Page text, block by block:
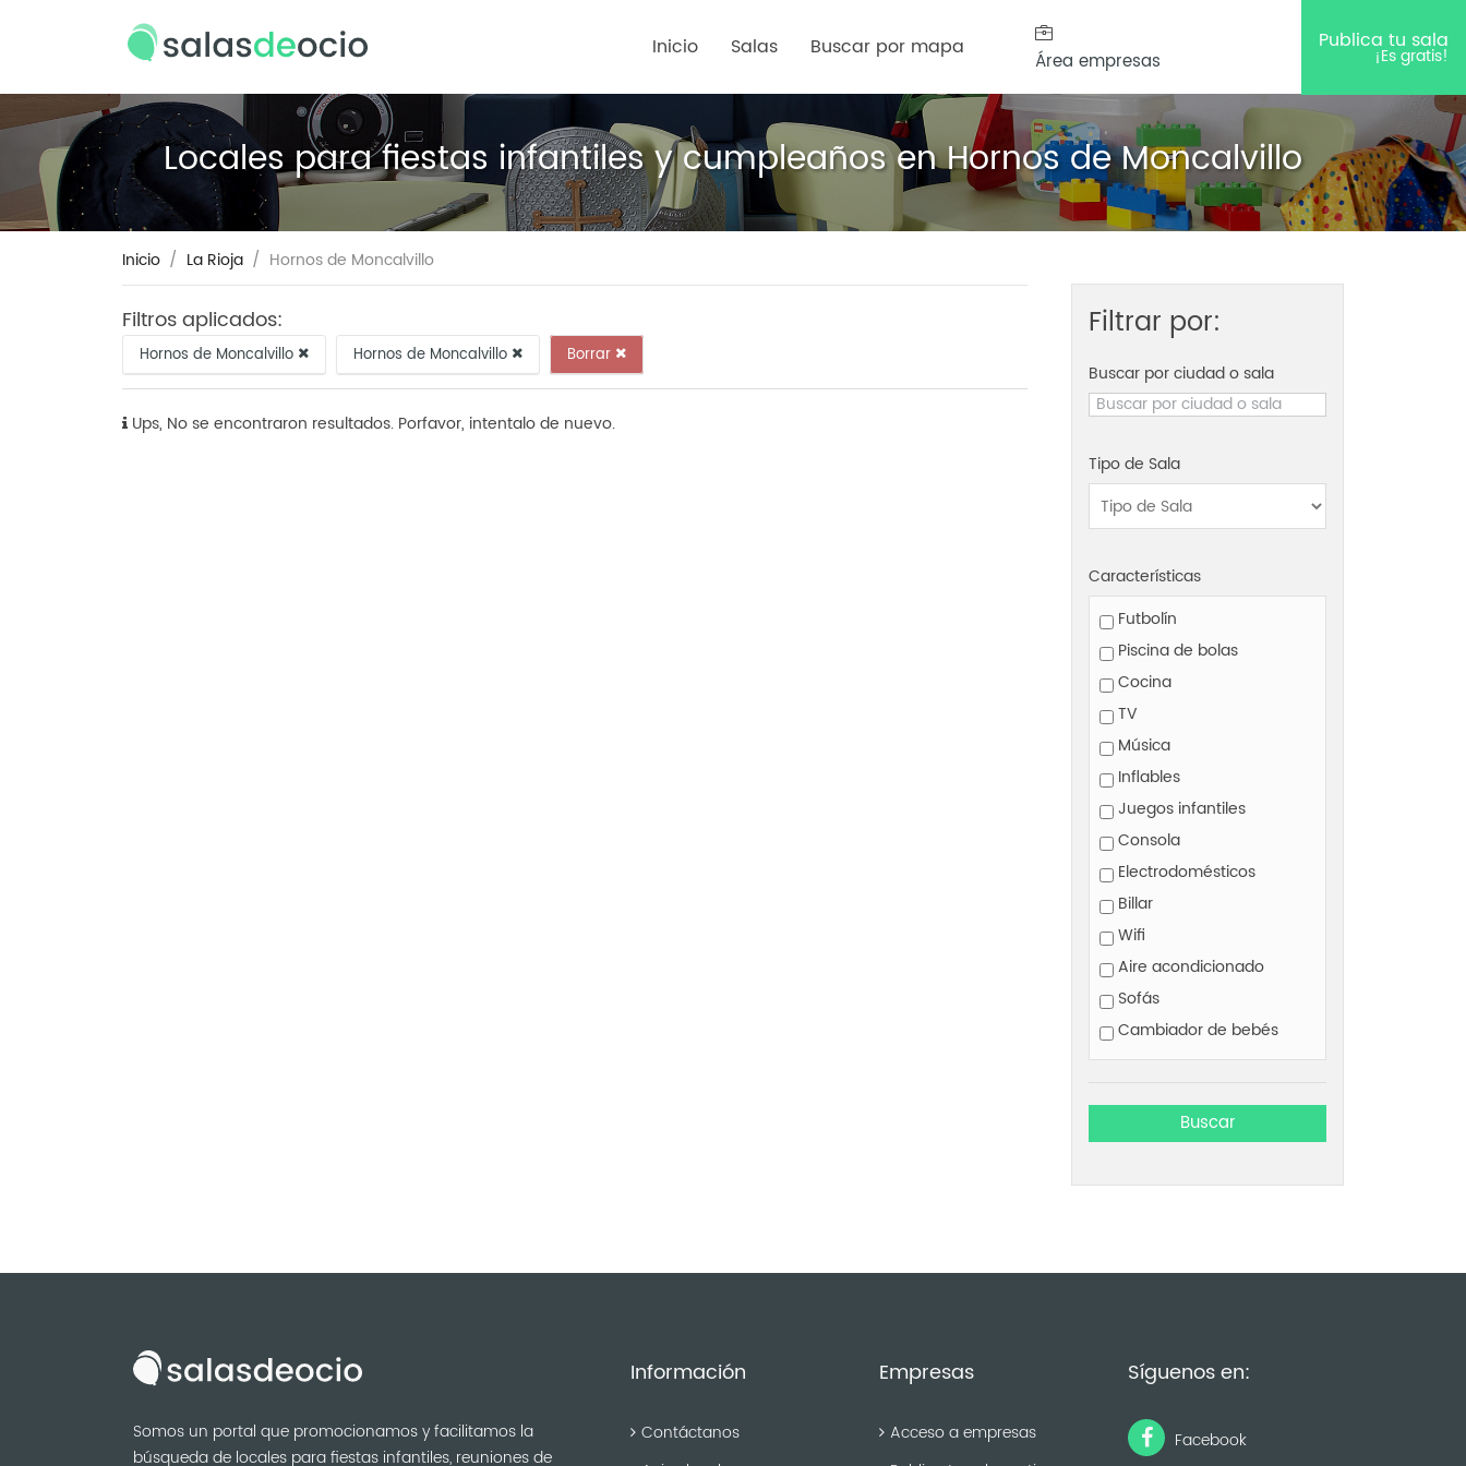
Inicio Salas Buscar por mapa
Área empresas
Publica tu sala
¡Es gratis!
Locales para fiestas infantiles y cumpleaños en Hornos de Moncalvillo
Inicio La Rioja Hornos de Moncalvillo
Filtros aplicados:
Hornos de Moncalvillo Hornos de Moncalvillo Borrar
Ups, No se encontraron resultados. Porfavor, intentalo de nuevo.
Filtrar por:
Buscar por ciudad o sala
Tipo de Sala
Características
Futbolín
Piscina de bolas
Cocina
TV
Música
Inflables
Juegos infantiles
Consola
Electrodomésticos
Billar
Wifi
Aire acondicionado
Sofás
Cambiador de bebés
Somos un portal que promocionamos y facilitamos la
búsqueda de locales para fiestas infantiles, reuniones de
Información
Contáctanos
Empresas
Acceso a empresas
Síguenos en:
Facebook